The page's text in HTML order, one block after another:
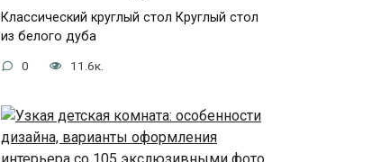
Классический круглый стол Круглый стол
из белого дуба
0 11.6к.